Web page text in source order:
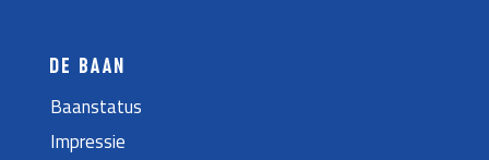
DE BAAN
Baanstatus
Impressie